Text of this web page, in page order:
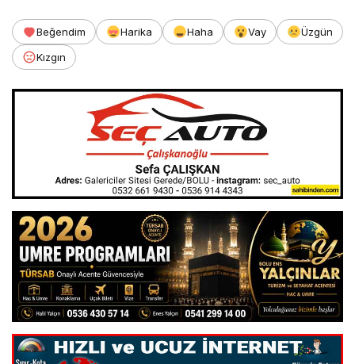
Beğendim Harika Haha Vay
Üzgün
Kızgın